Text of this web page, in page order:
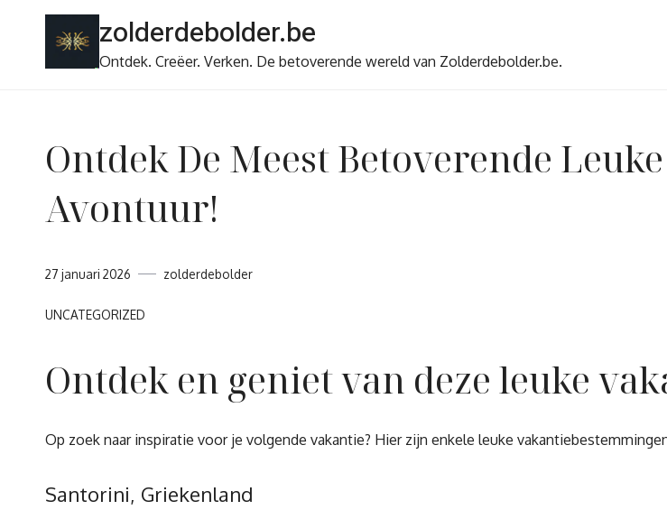
zolderdebolder.be
Ontdek. Creëer. Verken. De betoverende wereld van Zolderdebolder.be.
Ontdek De Meest Betoverende
Avontuur!
27 januari 2026 zolderdebolder
UNCATEGORIZED
Ontdek en geniet van deze leuke
Op zoek naar inspiratie voor je volgende vakantie? Hier zijn enkele leuke
Santorini, Griekenland